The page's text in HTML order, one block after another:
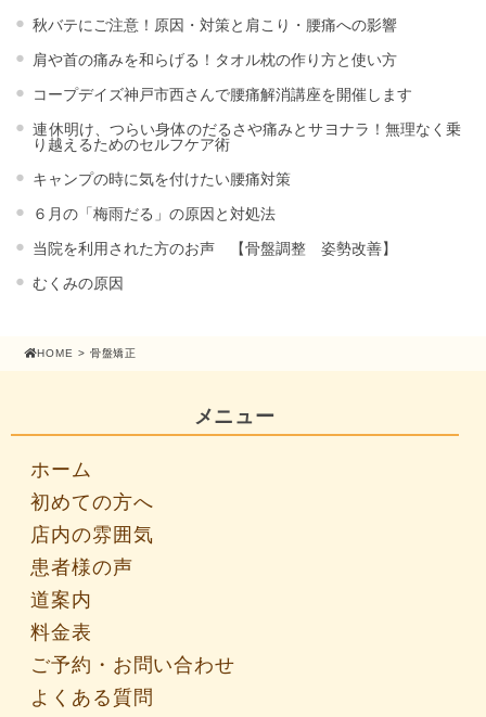
秋バテにご注意！原因・対策と肩こり・腰痛への影響
肩や首の痛みを和らげる！タオル枕の作り方と使い方
コープデイズ神戸市西さんで腰痛解消講座を開催します
連休明け、つらい身体のだるさや痛みとサヨナラ！無理なく乗
り越えるためのセルフケア術
キャンプの時に気を付けたい腰痛対策
６月の「梅雨だる」の原因と対処法
当院を利用された方のお声 【骨盤調整 姿勢改善】
むくみの原因
HOME > 骨盤矯正
メニュー
ホーム
初めての方へ
店内の雰囲気
患者様の声
道案内
料金表
ご予約・お問い合わせ
よくある質問